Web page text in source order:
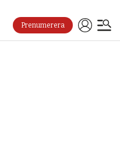
Prenumerera